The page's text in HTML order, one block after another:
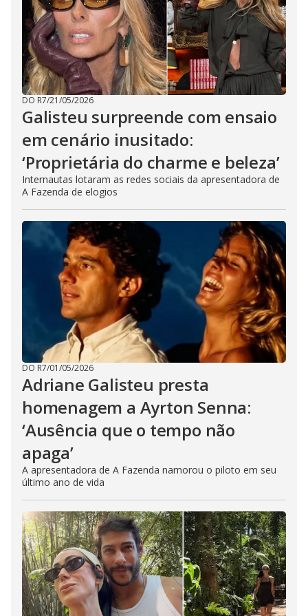
DO R7/21/05/2026
Galisteu surpreende com ensaio
em cenário inusitado:
‘Proprietária do charme e beleza’
Internautas lotaram as redes sociais da apresentadora de
A Fazenda de elogios
DO R7/01/05/2026
Adriane Galisteu presta
homenagem a Ayrton Senna:
‘Ausência que o tempo não
apaga’
A apresentadora de A Fazenda namorou o piloto em seu
último ano de vida